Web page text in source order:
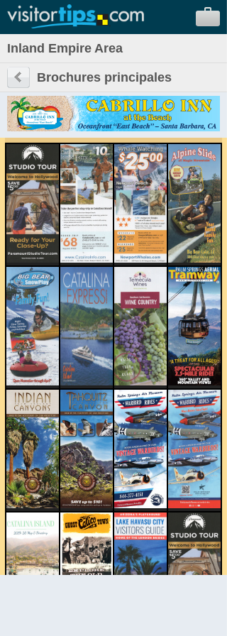
Inland Empire Area
Brochures principales